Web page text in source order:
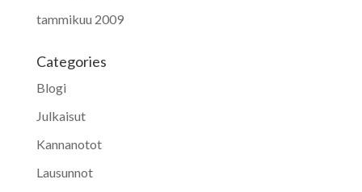
tammikuu 2009
Categories
Blogi
Julkaisut
Kannanotot
Lausunnot